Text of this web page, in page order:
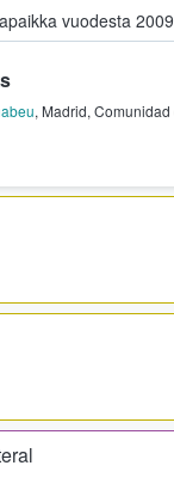
vuodesta
myyvät
, Madrid, Comunidad